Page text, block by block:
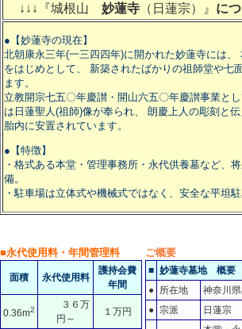
↓↓↓『城根山 妙蓮寺 （日蓮宗）』 に
●【妙蓮寺の現在】
北朝康永三年(一三四四年)に開かれた妙蓮寺には、
をはじめとして、 新築されたばかりの祖師堂や七
ます。
立教開宗七五〇年慶讃・開山六五〇年慶讃事業と
は日蓮聖人(祖師)像が奉られ、 朗慶上人の彫刻と
胎内に安置されています。
●【特徴】
・格式ある本堂・管理事務所・永代供養墓など、
備。
・駐車場は立体式や機械式ではなく、安全な平坦駐
■永代使用料・年間管理料 ご概要
面積 永代使用料
護持会費
年間
0.36m2
３６万
円～
１万円
■ 妙蓮寺墓地概要
● 所在地
神奈川
● 宗派 日蓮宗